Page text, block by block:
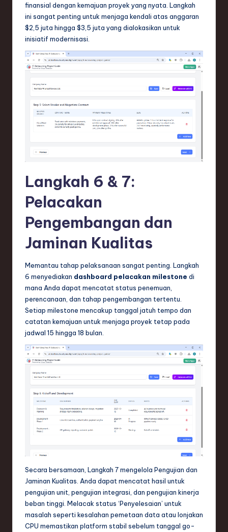
finansial dengan kemajuan proyek yang nyata. Langkah
ini sangat penting untuk menjaga kendali atas anggaran
$2,5 juta hingga $3,5 juta yang dialokasikan untuk
inisiatif modernisasi.
Langkah 6 & 7:
Pelacakan
Pengembangan dan
Jaminan Kualitas
Memantau tahap pelaksanaan sangat penting. Langkah
6 menyediakan dashboard pelacakan milestone di
mana Anda dapat mencatat status penemuan,
perencanaan, dan tahap pengembangan tertentu.
Setiap milestone mencakup tanggal jatuh tempo dan
catatan kemajuan untuk menjaga proyek tetap pada
jadwal 15 hingga 18 bulan.
Secara bersamaan, Langkah 7 mengelola Pengujian dan
Jaminan Kualitas. Anda dapat mencatat hasil untuk
pengujian unit, pengujian integrasi, dan pengujian kinerja
beban tinggi. Melacak status ‘Penyelesaian’ untuk
masalah seperti kesalahan pemetaan data atau lonjakan
CPU memastikan platform stabil sebelum tanggal go-